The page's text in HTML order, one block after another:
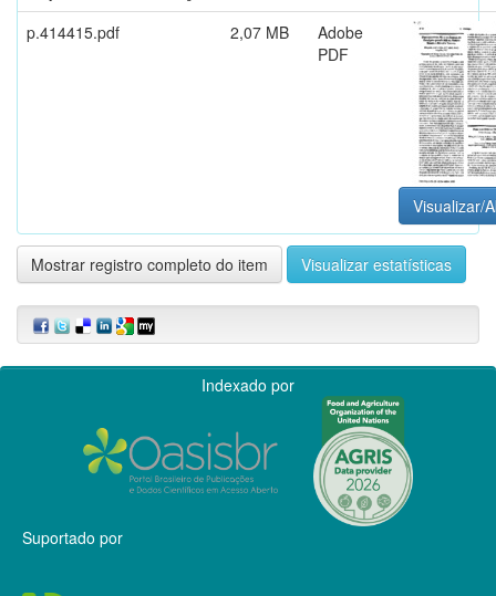
p.414415.pdf
2,07 MB
Adobe
PDF
Visualizar/
Mostrar registro completo do item Visualizar estatísticas
Indexado por
Suportado por